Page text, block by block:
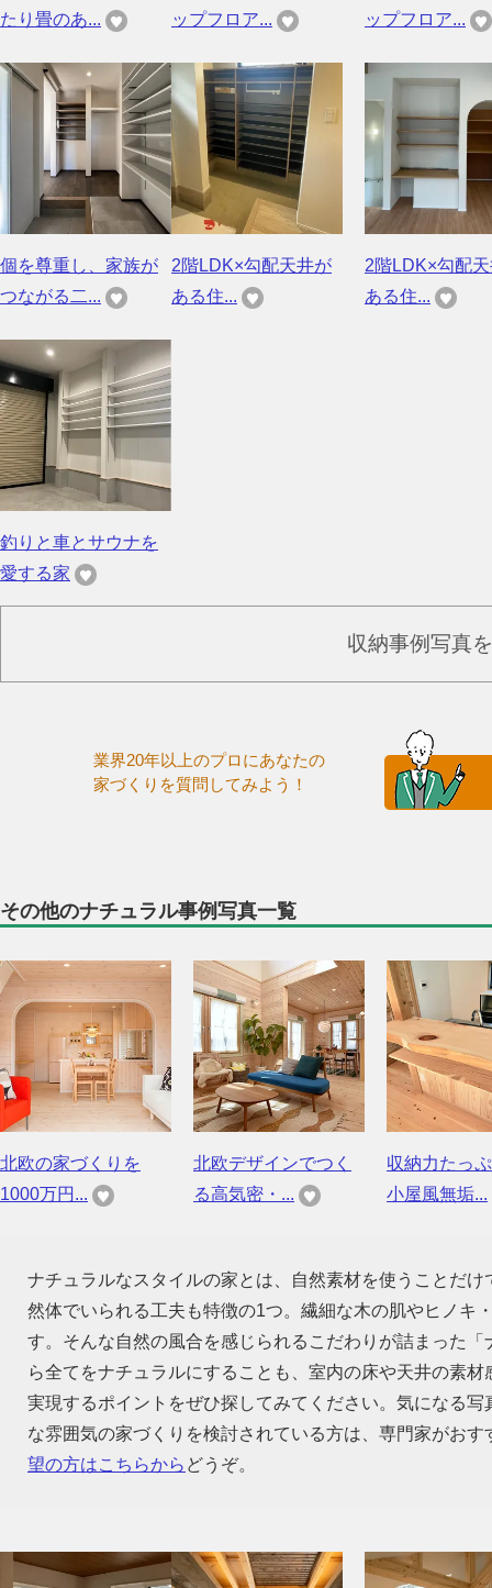
たり畳のあ...
ップフロア...
ップフロア...
個を尊重し、家族が
つながる二...
2階LDK×勾配天井が
ある住...
2階LDK×勾配
ある住...
釣りと車とサウナを
愛する家
収納事例写真
業界20年以上のプロにあなたの
家づくりを質問してみよう！
その他のナチュラル事例写真一覧
北欧の家づくりを
1000万円...
北欧デザインでつく
る高気密・...
収納力たっ
小屋風無垢...
ナチュラルなスタイルの家とは、自然素材を使うことだ
然体でいられる工夫も特徴の1つ。繊細な木の肌やヒノキ
す。そんな自然の風合を感じられるこだわりが詰まった
ら全てをナチュラルにすることも、室内の床や天井の素
実現するポイントをぜひ探してみてください。気になる
な雰囲気の家づくりを検討されている方は、専門家がお
望の方はこちらから どうぞ。